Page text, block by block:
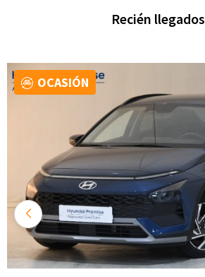
Recién llegados
OCASIÓN